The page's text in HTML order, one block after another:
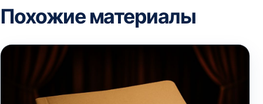
Похожие материалы